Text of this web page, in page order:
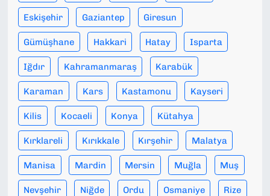
Eskişehir Gaziantep Giresun
Gümüşhane Hakkari Hatay Isparta
Iğdır Kahramanmaraş Karabük
Karaman Kars Kastamonu Kayseri
Kilis Kocaeli Konya Kütahya
Kırklareli Kırıkkale Kırşehir Malatya
Manisa Mardin Mersin Muğla Muş
Nevşehir Niğde Ordu Osmaniye Rize